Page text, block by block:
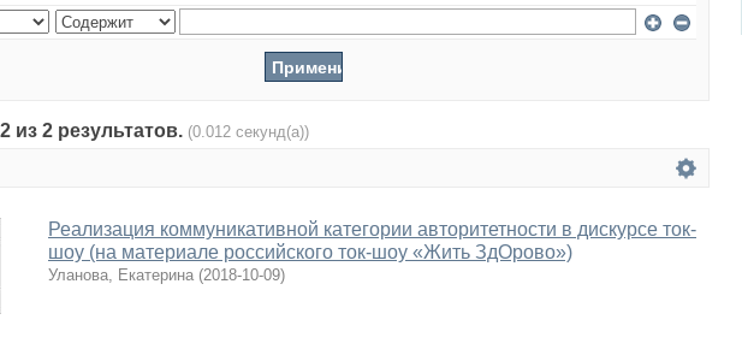
из 2 результатов. (0.012 секунд(а))
Реализация коммуникативной категории авторитетности в дискурсе ток-
шоу (на материале российского ток-шоу «Жить ЗдОрово»)
Уланова, Екатерина (2018-10-09)